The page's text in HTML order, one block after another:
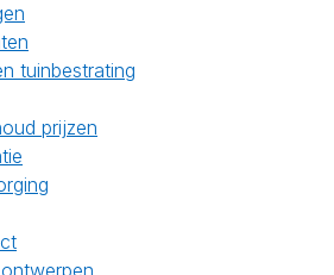
tuinbestrating
prijzen